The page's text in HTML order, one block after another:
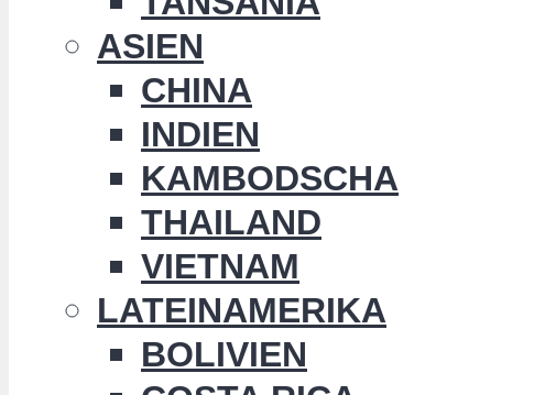
ASIEN
CHINA
INDIEN
KAMBODSCHA
THAILAND
VIETNAM
LATEINAMERIKA
BOLIVIEN